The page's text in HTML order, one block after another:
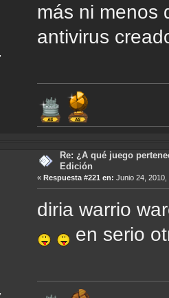
más ni menos
antivirus
Re: ¿A qué juego
Edición
«Respuesta #221 en: Junio 24,
diria warrio
en serio